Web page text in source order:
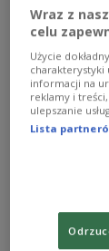
allein auf
der
Menschen
Besonders
Menschen
hätten
Wraz z
celu
Użycie
informacji na
reklamy i
ulepszanie
Lista